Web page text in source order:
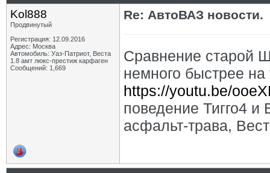
Kol888
Продвинутый
Регистрация: 12.09.2016
Адрес: Москва
Автомобиль: Уаз-Патриот, Веста
1.8 амт люкс-престиж карфаген
Сообщений: 1,669
Re: АвтоВАЗ новости.
Сравнение старой
немного быстрее
https://youtu.be/
поведение Тигго4
асфальт-трава,